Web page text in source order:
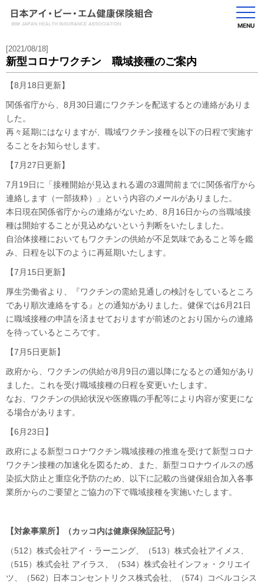
MENU
[2021/08/18]
新型コロナワクチン 職域接種のご案内
【8月18日更新】
関係省庁から、8月30日週にワクチンを配送するとの連絡がありま
した。
再々延期にはなりますが、職域ワクチン接種を以下の日程で実施す
ることをお知らせします。
【7月27日更新】
7月19日に「接種開始が見込まれる週の3週間前までに関係省庁から
連絡します（一部抜粋）」という内容のメールがありました。
本日現在関係省庁からの連絡がないため、8月16日からの当職域接
種は開始することが見込めないという判断をいたしました。
自治体接種においてもワクチンの供給が不足気味であること等を鑑
み、日程を以下のように再延期いたします。
【7月15日更新】
厚生労働省より、『ワクチンの需給見通しの検討をしているところ
であり順次連絡をする』との通知がありました。健保では6月21日
に職域接種の申請を済ませておりますが前述のとおり国からの連絡
を待っているところです。
【7月5日更新】
政府から、ワクチンの供給が8月9日の週以降になるとの通知があり
ました。これを受け職域接種の日程を変更いたします。
なお、ワクチンの供給状況や医療職の手配等により内容が変更にな
る場合があります。
【6月23日】
政府による新型コロナワクチン職域接種の推進を受けて新型コロナ
ワクチン接種の加速化を図るため、また、新型コロナウイルスの感
染拡大防止と重症化予防のため、以下に記載の当健保組合加入各事
業所からのご要望とご協力の下で職域接種を実施いたします。
【対象事業所】（カッコ内は健康保険証記号）
（512）株式会社アイ・ラーニング、（513）株式会社アイメス、
（515）株式会社 アイラス、（534）株式会社インフォ・クリエイ
ツ、（562）日本コンセントリクス株式会社、（574）コベルコシス